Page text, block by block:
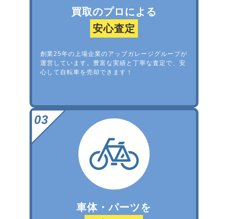
買取のプロによる
安心査定
創業25年の上場企業のアップガレージグループが
運営しています。豊富な実績と丁寧な査定で、安
心して自転車を売却できます！
車体・パーツを